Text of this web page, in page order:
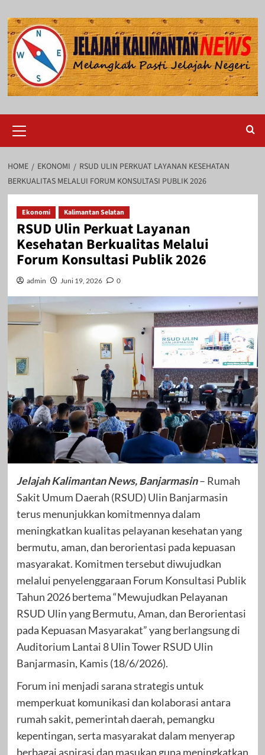
to
content
Menu
HOME EKONOMI
RSUD ULIN PERKUAT LAYANAN KESEHATAN
BERKUALITAS MELALUI FORUM KONSULTASI PUBLIK 2026
Ekonomi Kalimantan Selatan
RSUD Ulin Perkuat Layanan
Kesehatan Berkualitas Melalui
Forum Konsultasi Publik 2026
admin Juni 19, 2026 0
Jelajah Kalimantan News, Banjarmasin– Rumah
Sakit Umum Daerah (RSUD) Ulin Banjarmasin
terus menunjukkan komitmennya dalam
meningkatkan kualitas pelayanan kesehatan yang
bermutu, aman, dan berorientasi pada kepuasan
masyarakat. Komitmen tersebut diwujudkan
melalui penyelenggaraan Forum Konsultasi Publik
Tahun 2026 bertema “Mewujudkan Pelayanan
RSUD Ulin yang Bermutu, Aman, dan Berorientasi
pada Kepuasan Masyarakat” yang berlangsung di
Auditorium Lantai 8 Ulin Tower RSUD Ulin
Banjarmasin, Kamis (18/6/2026).
Forum ini menjadi sarana strategis untuk
memperkuat komunikasi dan kolaborasi antara
rumah sakit, pemerintah daerah, pemangku
kepentingan, serta masyarakat dalam menyerap
berbagai aspirasi dan masukan guna meningkatkan